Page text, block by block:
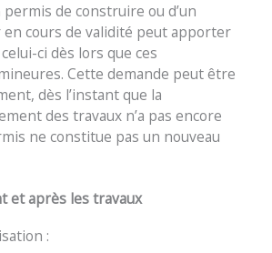
permis de construire ou d’un
en cours de validité peut apporter
ci dès lors que ces
Cette demande peut être
dès l’instant que la
des travaux n’a pas encore
ne constitue pas un nouveau
et après les travaux
: